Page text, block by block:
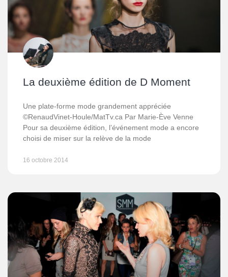
La deuxième édition de D Moment
Une plate-forme mode grandement appréciée
©RenaudVinet-Houle/MatTv.ca Par Marie-Ève Venne
Pour sa deuxième édition, l’événement mode a encore
choisi de miser sur la relève de la mode
16 octobre 2014